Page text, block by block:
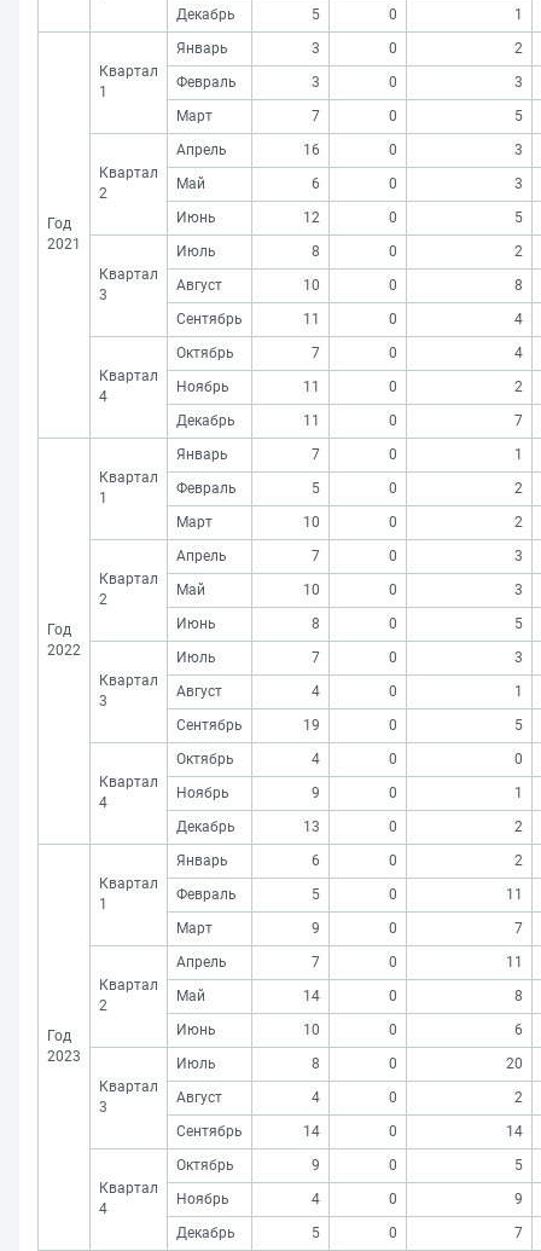
Декабрь
5 0 1
Год
2021
Квартал
1
Январь 3 0
2
Февраль
3 0
3
Март
7 0 5
Квартал
2
Апрель 16 0
3
Май
6 0
3
Июнь
12 0 5
Квартал
3
Июль 8 0
2
Август
10 0
8
Сентябрь
11 0 4
Квартал
4
Октябрь 7 0
4
Ноябрь
11 0
2
Декабрь
11 0 7
Год
2022
Квартал
1
Январь 7 0
1
Февраль
5 0
2
Март
10 0 2
Квартал
2
Апрель 7 0
3
Май
10 0
3
Июнь
8 0 5
Квартал
3
Июль 7 0
3
Август
4 0
1
Сентябрь
19 0 5
Квартал
4
Октябрь 4 0
0
Ноябрь
9 0
1
Декабрь
13 0 2
Год
2023
Квартал
1
Январь 6 0
2
Февраль
5 0
11
Март
9 0 7
Квартал
2
Апрель 7 0
11
Май
14 0
8
Июнь
10 0 6
Квартал
3
Июль 8 0
20
Август
4 0
2
Сентябрь
14 0 14
Квартал
4
Октябрь 9 0
5
Ноябрь
4 0
9
Декабрь
5 0 7